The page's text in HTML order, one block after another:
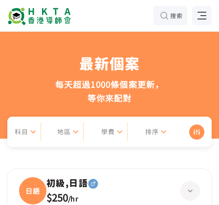
搜索
最新個案
每天超過1000條個案更新，
等你來配對
科目 地區 學費 排序
日語
初級,日語
$250/hr